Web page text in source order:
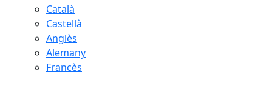
Català
Castellà
Anglès
Alemany
Francès